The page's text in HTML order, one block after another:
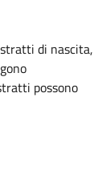
di nascita,
possono